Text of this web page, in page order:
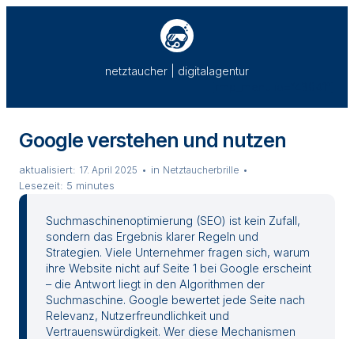
netztaucher | digitalagentur
Google verstehen und nutzen
aktualisiert: 17. April 2025 in Netztaucherbrille
Lesezeit: 5 minutes
Suchmaschinenoptimierung (SEO) ist kein Zufall,
sondern das Ergebnis klarer Regeln und
Strategien. Viele Unternehmer fragen sich, warum
ihre Website nicht auf Seite 1 bei Google erscheint
– die Antwort liegt in den Algorithmen der
Suchmaschine. Google bewertet jede Seite nach
Relevanz, Nutzerfreundlichkeit und
Vertrauenswürdigkeit. Wer diese Mechanismen